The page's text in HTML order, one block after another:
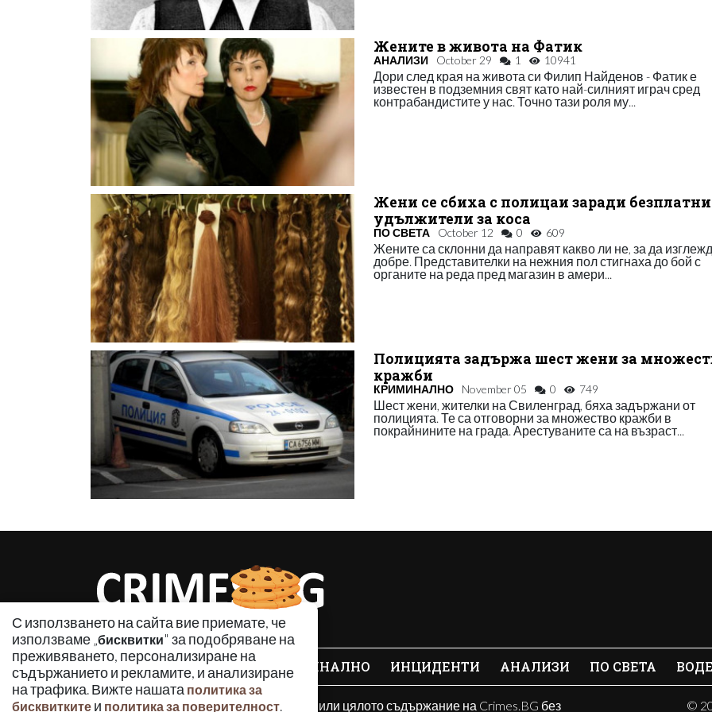
Жените в живота на Фатик
АНАЛИЗИ October 29 1 10941
Дори след края на живота си Филип Найденов - Фатик е
известен в подземния свят като най-силният играч сред
контрабандистите у нас. Точно тази роля му...
Жени се сбиха с полицаи заради безплатни
удължители за коса
ПО СВЕТА October 12 0 609
Жените са склонни да направят какво ли не, за да
добре. Представителки на нежния пол стигнаха до бой с
органите на реда пред магазин в амери...
Полицията задържа шест жени за
кражби
КРИМИНАЛНО November 05 0 749
Шест жени, жителки на Свиленград, бяха задържани от
полицията. Те са отговорни за множество кражби в
покрайнините на града. Арестуваните са на възраст...
С използването на сайта вие приемате, че
използваме „бисквитки" за подобряване на
преживяването, персонализиране на
съдържанието и рекламите, и анализиране
на трафика. Вижте нашата политика за
бисквитките и политика за поверителност.
КРИМИНАЛНО ИНЦИДЕНТИ АНАЛИЗИ ПО СВЕТА
Използването и публикуването на част или цялото съдържание на Crimes.BG без ©